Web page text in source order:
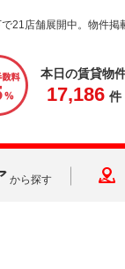
21店舗展開中。物件掲
本日の賃貸物
17,186 件
から探す